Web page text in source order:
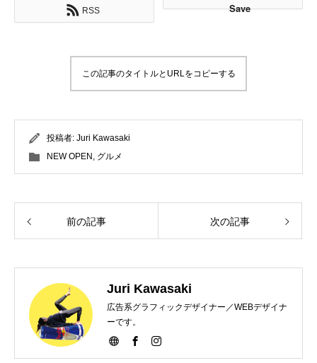
RSS Save
この記事のタイトルとURLをコピーする
投稿者: Juri Kawasaki
NEW OPEN , グルメ
前の記事 次の記事
Juri Kawasaki
広告系グラフィックデザイナー／WEBデザイナ
ーです。